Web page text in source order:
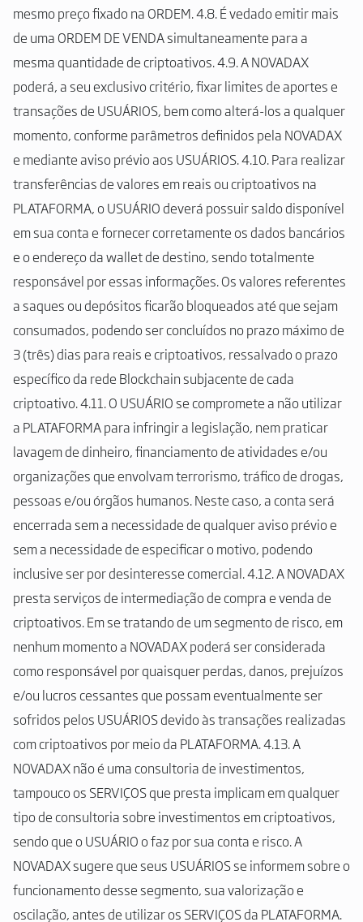
mesmo preço fixado na ORDEM. 4.8. É vedado emitir mais
de uma ORDEM DE VENDA simultaneamente para a
mesma quantidade de criptoativos. 4.9. A NOVADAX
poderá, a seu exclusivo critério, fixar limites de aportes e
transações de USUÁRIOS, bem como alterá-los a qualquer
momento, conforme parâmetros definidos pela NOVADAX
e mediante aviso prévio aos USUÁRIOS. 4.10. Para realizar
transferências de valores em reais ou criptoativos na
PLATAFORMA, o USUÁRIO deverá possuir saldo disponível
em sua conta e fornecer corretamente os dados bancários
e o endereço da wallet de destino, sendo totalmente
responsável por essas informações. Os valores referentes
a saques ou depósitos ficarão bloqueados até que sejam
consumados, podendo ser concluídos no prazo máximo de
3 (três) dias para reais e criptoativos, ressalvado o prazo
específico da rede Blockchain subjacente de cada
criptoativo. 4.11. O USUÁRIO se compromete a não utilizar
a PLATAFORMA para infringir a legislação, nem praticar
lavagem de dinheiro, financiamento de atividades e/ou
organizações que envolvam terrorismo, tráfico de drogas,
pessoas e/ou órgãos humanos. Neste caso, a conta será
encerrada sem a necessidade de qualquer aviso prévio e
sem a necessidade de especificar o motivo, podendo
inclusive ser por desinteresse comercial. 4.12. A NOVADAX
presta serviços de intermediação de compra e venda de
criptoativos. Em se tratando de um segmento de risco, em
nenhum momento a NOVADAX poderá ser considerada
como responsável por quaisquer perdas, danos, prejuízos
e/ou lucros cessantes que possam eventualmente ser
sofridos pelos USUÁRIOS devido às transações realizadas
com criptoativos por meio da PLATAFORMA. 4.13. A
NOVADAX não é uma consultoria de investimentos,
tampouco os SERVIÇOS que presta implicam em qualquer
tipo de consultoria sobre investimentos em criptoativos,
sendo que o USUÁRIO o faz por sua conta e risco. A
NOVADAX sugere que seus USUÁRIOS se informem sobre o
funcionamento desse segmento, sua valorização e
oscilação, antes de utilizar os SERVIÇOS da PLATAFORMA.